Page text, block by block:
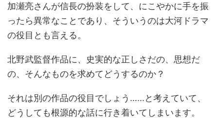
加瀬亮さんが信長の扮装をして、にこやかに手を振
ったら異常なことであり、そういうのは大河ドラマ
の役目とも言える。
北野武監督作品に、史実的な正しさだの、思想だ
の、そんなものを求めてどうするのか？
それは別の作品の役目でしょう……と考えていて、
どうしても根源的な話に行き着いてしまいます。